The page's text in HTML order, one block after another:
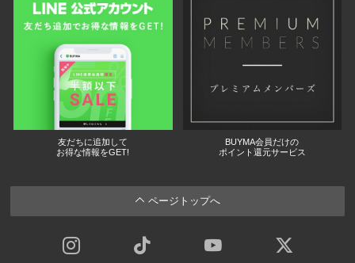
友だちに追加して
お得な情報をGET!
BUYMA会員だけの
ポイント還元サービス
ページトップへ